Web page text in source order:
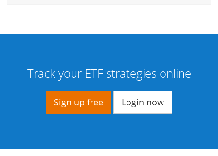
Track your ETF strategies online
Sign up free Login now